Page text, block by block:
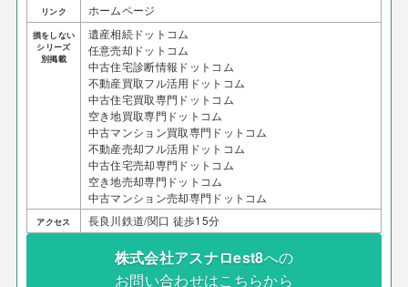
リンク ホームページ
損をしない
シリーズ
別掲載
遺産相続ドットコム
任意売却ドットコム
中古住宅診断情報ドットコム
不動産買取フル活用ドットコム
中古住宅買取専門ドットコム
空き地買取専門ドットコム
中古マンション買取専門ドットコム
不動産売却フル活用ドットコム
中古住宅売却専門ドットコム
空き地売却専門ドットコム
中古マンション売却専門ドットコム
アクセス 長良川鉄道/関口 徒歩15分
株式会社アスナロest8への
お問い合わせはこちらから